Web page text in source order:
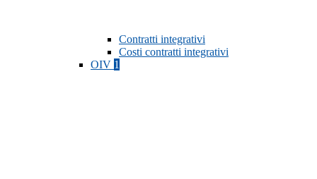
Contratti integrativi
Costi contratti integrativi
OIV 1